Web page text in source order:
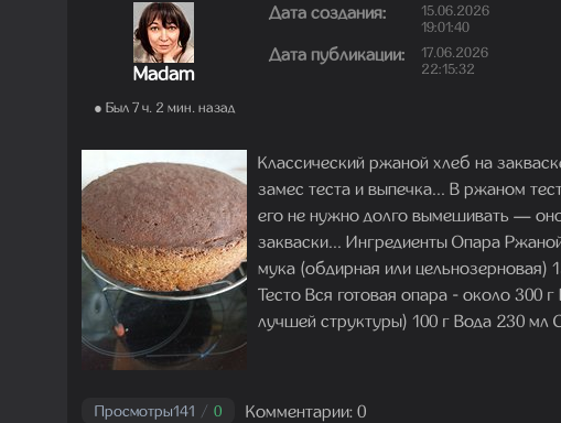
Madam
● Был 7 ч. 2 мин. назад
Дата создания:
15.06.2026
19:01:40
Дата публикации:
17.06.2026
22:15:32
Классический ржаной хлеб на
замес теста и выпечка... В ржаном
его не нужно долго вымешивать —
закваски... Ингредиенты Опара
мука (обдирная или цельнозерновая)
Тесто Вся готовая опара - около 300
лучшей структуры) 100 г Вода 230 мл
Просмотры141 / 0 Комментарии: 0